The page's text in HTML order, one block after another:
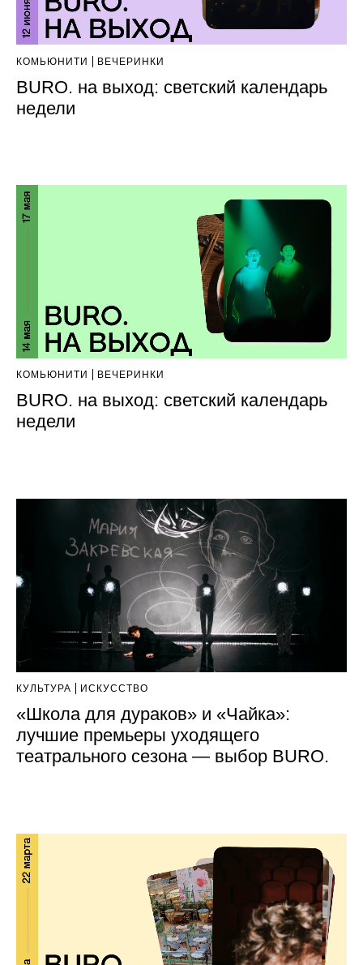
КОМЬЮНИТИ ВЕЧЕРИНКИ
BURO. на выход: светский календарь
недели
КОМЬЮНИТИ ВЕЧЕРИНКИ
BURO. на выход: светский календарь
недели
КУЛЬТУРА ИСКУССТВО
«Школа для дураков» и «Чайка»:
лучшие премьеры уходящего
театрального сезона — выбор BURO.